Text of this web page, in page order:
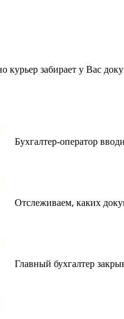
курьер забирает у Вас
Бухгалтер-оператор
Отслеживаем, каких
Главный бухгалтер